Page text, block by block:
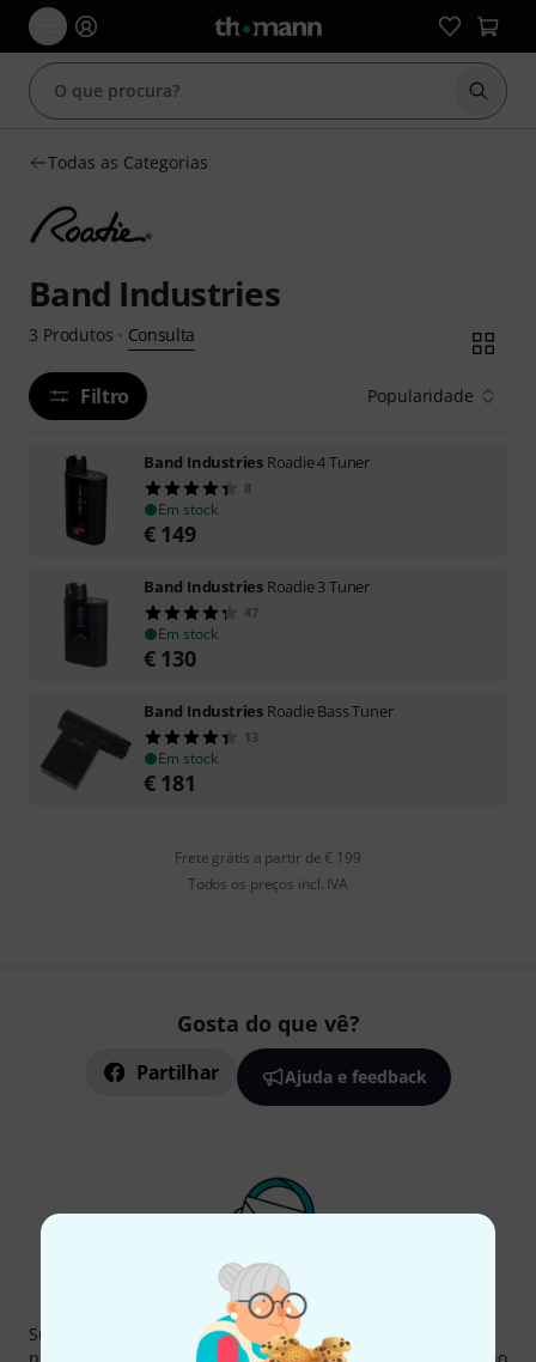
Iniciar
Todas as Categorias
Band Industries
3 Produtos · Consulta
Filtro Popularidade
Band Industries Roadie 4 Tuner
8
Em stock
€ 149
Band Industries Roadie 3 Tuner
47
Em stock
€ 130
Band Industries Roadie Bass Tuner
13
Em stock
€ 181
Frete grátis a partir de € 199
Todos os preços incl. IVA
Gosta do que vê?
Partilhar Ajuda e feedback
Newsletter Thomann
Subscreva a Newsletter da Thomann em inglês e com um